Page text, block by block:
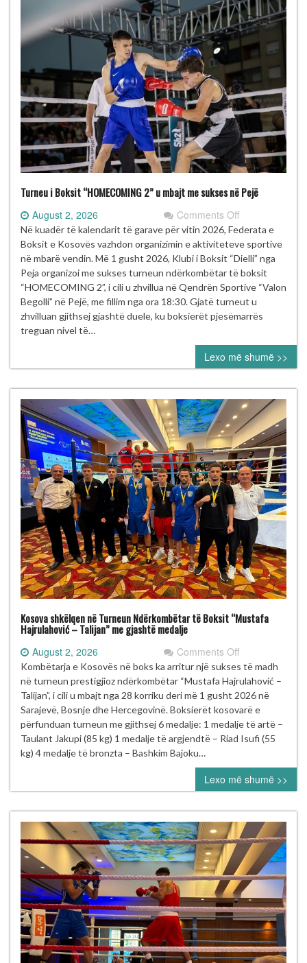
Turneu i Boksit “HOMECOMING 2” u mbajt me sukses në Pejë
August 2, 2026 Comments Offon
Turneu
i
Boksit
2”
u
mbajt
sukses
në
Pejë
Në kuadër të kalendarit të garave për vitin 2026, Federata e
Boksit e Kosovës vazhdon organizimin e aktiviteteve sportive
në mbarë vendin. Më 1 gusht 2026, Klubi i Boksit “Dielli” nga
Peja organizoi me sukses turneun ndërkombëtar të boksit
“HOMECOMING 2”, i cili u zhvillua në Qendrën Sportive “Valon
Begolli” në Pejë, me fillim nga ora 18:30. Gjatë turneut u
zhvilluan gjithsej gjashtë duele, ku boksierët pjesëmarrës
treguan nivel të…
Lexo më shumë >>
Kosova shkëlqen në Turneun Ndërkombëtar të Boksit “Mustafa
Hajrulahović – Talijan” me gjashtë medalje
August 2, 2026 Comments Offon
Kosova
shkëlqen
në
Turneun
Ndërkombëtar
të
“Mustafa
Hajrulahović
–
Talijan”
me
gjashtë
medalje
Kombëtarja e Kosovës në boks ka arritur një sukses të madh
në turneun prestigjioz ndërkombëtar “Mustafa Hajrulahović –
Talijan”, i cili u mbajt nga 28 korriku deri më 1 gusht 2026 në
Sarajevë, Bosnje dhe Hercegovinë. Boksierët kosovarë e
përfunduan turneun me gjithsej 6 medalje: 1 medalje të artë –
Taulant Jakupi (85 kg) 1 medalje të argjendtë – Riad Isufi (55
kg) 4 medalje të bronzta – Bashkim Bajoku…
Lexo më shumë >>